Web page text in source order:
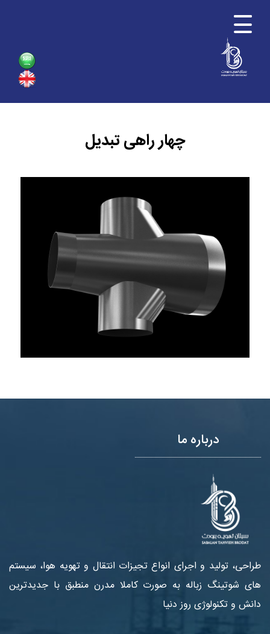
چهار راهی تبدیل
درباره ما
طراحی، تولید و اجرای انواع تجیزات انتقال و تهویه هوا، سیستم
های شوتینگ زباله به صورت کاملا مدرن منطبق با جدیدترین
دانش و تکنولوژی روز دنیا